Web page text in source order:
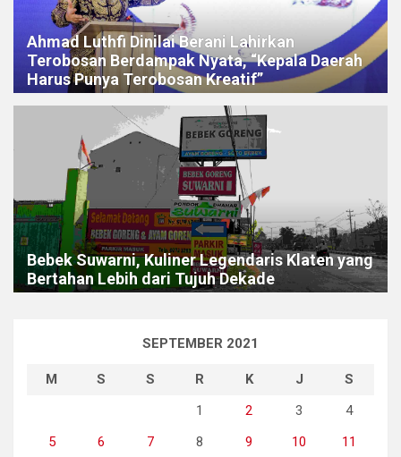
Ahmad Luthfi Dinilai Berani Lahirkan
Terobosan Berdampak Nyata, “Kepala Daerah
Harus Punya Terobosan Kreatif”
Bebek Suwarni, Kuliner Legendaris Klaten yang
Bertahan Lebih dari Tujuh Dekade
SEPTEMBER 2021
M S S R K J
S
1
2 3
4
5
6 7 8 9 10
11